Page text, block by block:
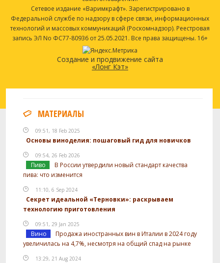
Сетевое издание «Варимкрафт». Зарегистрировано в
Федеральной службе по надзору в сфере связи, информационных
технологий и массовых коммуникаций (Роскомнадзор). Реестровая
запись ЭЛ No ФС77-80936 от 25.05.2021. Все права защищены. 16+
Создание и продвижение сайта
«Лонг Кэт»
МАТЕРИАЛЫ
09:51, 18 Feb 2025
Основы виноделия: пошаговый гид для новичков
09:54, 26 Feb 2026
Пиво
В России утвердили новый стандарт качества
пива: что изменится
11:10, 6 Sep 2024
Секрет идеальной «Терновки»: раскрываем
технологию приготовления
09:51, 29 Jan 2025
Вино
Продажа иностранных вин в Италии в 2024 году
увеличилась на 4,7%, несмотря на общий спад на рынке
13:29, 21 Aug 2024